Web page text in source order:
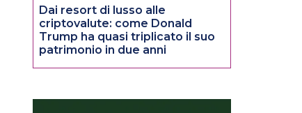
Dai resort di lusso alle
criptovalute: come Donald
Trump ha quasi triplicato il suo
patrimonio in due anni